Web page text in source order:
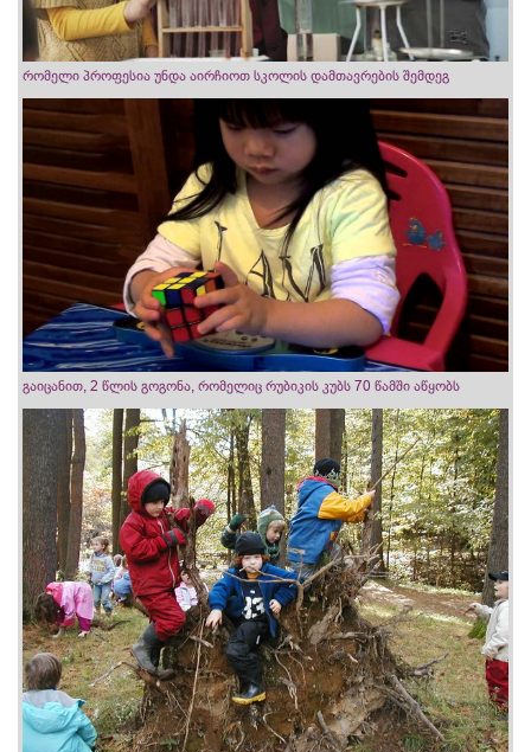
რომელი პროფესია უნდა აირჩიოთ სკოლის დამთავრების შემდეგ
გაიცანით, 2 წლის გოგონა, რომელიც რუბიკის კუბს 70 წამში აწყობს